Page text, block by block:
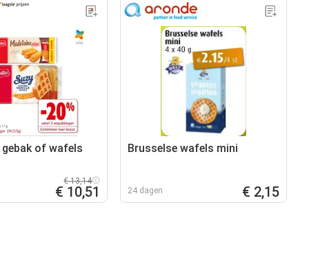
of wafels
€ 13,14
€ 10,51
Brusselse wafels mini
24 dagen € 2,15